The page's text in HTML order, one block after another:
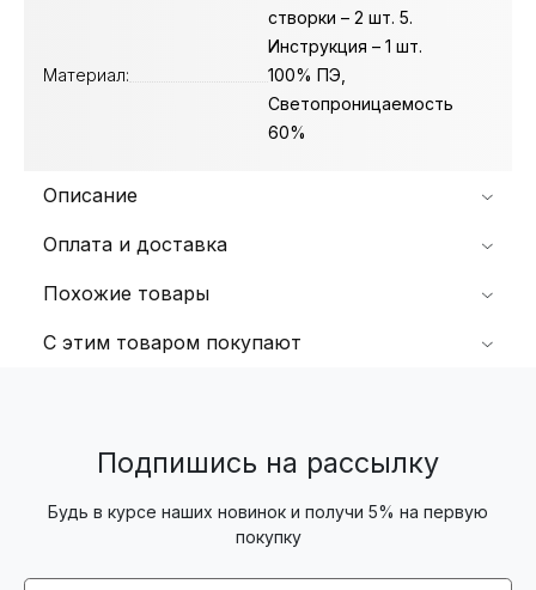
С этим товаром покупают
створки – 2 шт. 5.
Инструкция – 1 шт.
Материал:
100% ПЭ,
Светопроницаемость
60%
Описание
Оплата и доставка
Похожие товары
Подпишись на рассылку
Будь в курсе наших новинок и получи 5% на первую
покупку